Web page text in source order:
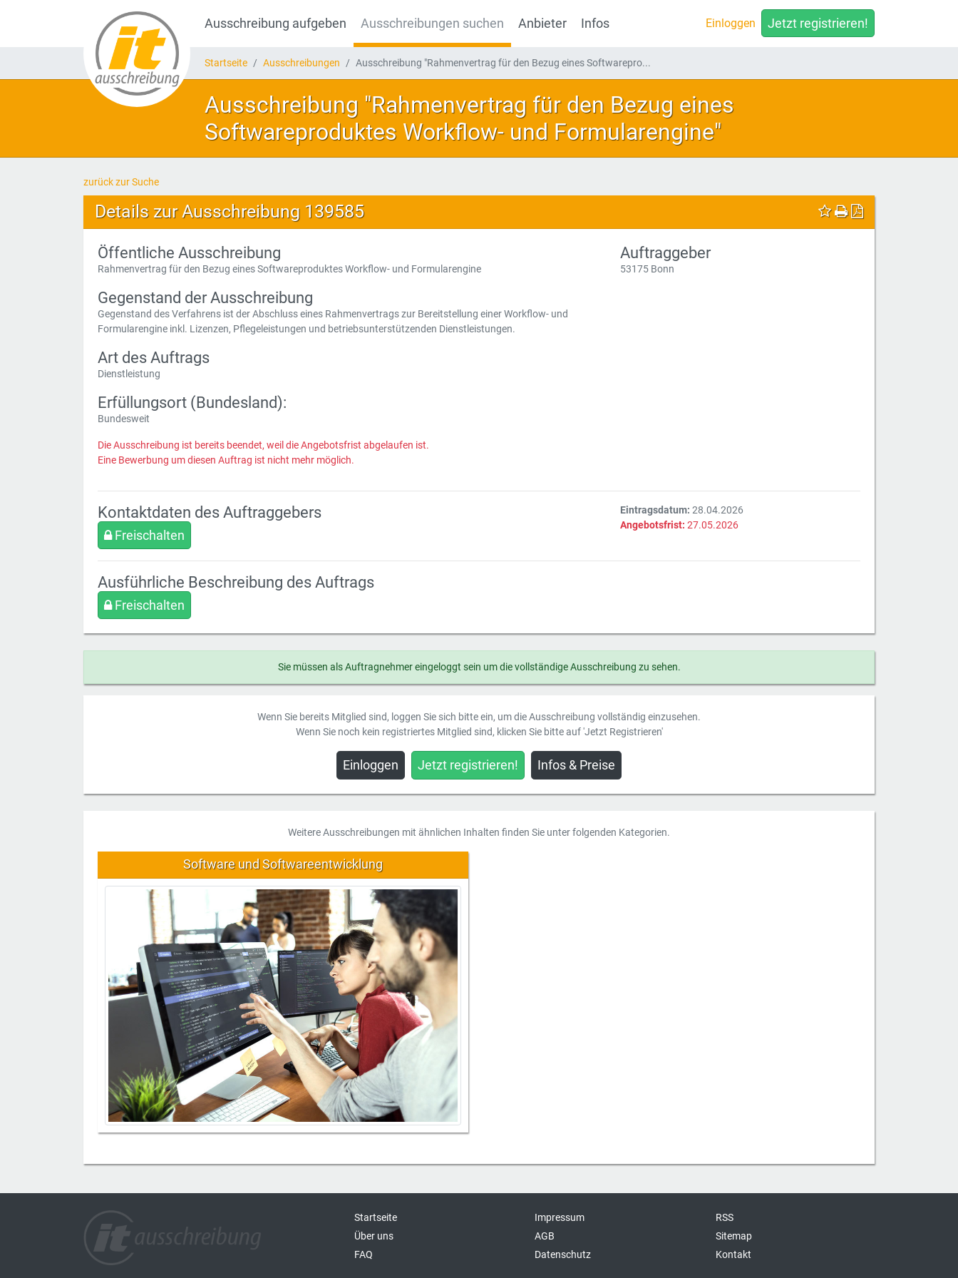
Ausschreibung aufgeben Ausschreibungen suchen Anbieter Infos Einloggen Jetzt registrieren!
Startseite Ausschreibungen Ausschreibung "Rahmenvertrag für den Bezug eines Softwarepro...
Ausschreibung "Rahmenvertrag für den Bezug eines
Softwareproduktes Workflow- und Formularengine"
zurück zur Suche
Details zur Ausschreibung 139585
Öffentliche Ausschreibung
Rahmenvertrag für den Bezug eines Softwareproduktes Workflow- und Formularengine
Gegenstand der Ausschreibung
Gegenstand des Verfahrens ist der Abschluss eines Rahmenvertrags zur Bereitstellung einer Workflow- und
Formularengine inkl. Lizenzen, Pflegeleistungen und betriebsunterstützenden Dienstleistungen.
Art des Auftrags
Dienstleistung
Erfüllungsort (Bundesland):
Bundesweit
Die Ausschreibung ist bereits beendet, weil die Angebotsfrist abgelaufen ist.
Eine Bewerbung um diesen Auftrag ist nicht mehr möglich.
Auftraggeber
53175 Bonn
Kontaktdaten des Auftraggebers
Freischalten
Eintragsdatum: 28.04.2026
Angebotsfrist: 27.05.2026
Ausführliche Beschreibung des Auftrags
Freischalten
Sie müssen als Auftragnehmer eingeloggt sein um die vollständige Ausschreibung zu sehen.
Wenn Sie bereits Mitglied sind, loggen Sie sich bitte ein, um die Ausschreibung vollständig einzusehen.
Wenn Sie noch kein registriertes Mitglied sind, klicken Sie bitte auf 'Jetzt Registrieren'
Einloggen Jetzt registrieren! Infos & Preise
Weitere Ausschreibungen mit ähnlichen Inhalten finden Sie unter folgenden Kategorien.
Software und Softwareentwicklung
Startseite
Über uns
FAQ
Impressum
AGB
Datenschutz
RSS
Sitemap
Kontakt